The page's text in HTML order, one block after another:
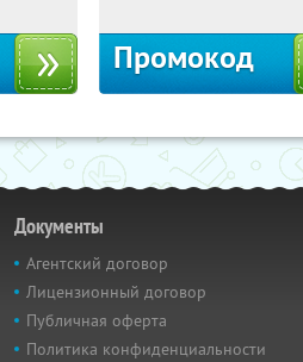
Промокод
Документы
Агентский договор
Лицензионный договор
Публичная оферта
Политика конфиденциальности